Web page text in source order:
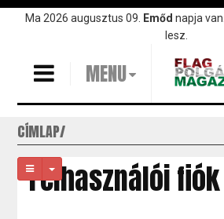
UgrásMa 2026 augusztus 09. Emőd napja
lesz.
MENU
CÍMLAP
Felhasználói fiók